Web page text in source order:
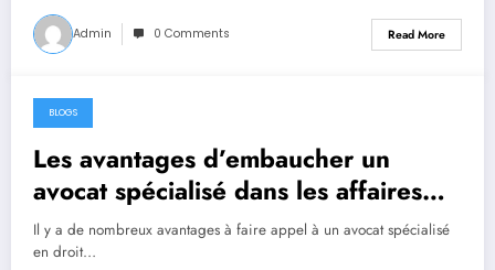
Admin 0 Comments Read More
June 17, 2023
BLOGS
Les avantages d’embaucher un
avocat spécialisé dans les affaires
familiales à Marseille
Il y a de nombreux avantages à faire appel à un avocat spécialisé
en droit…